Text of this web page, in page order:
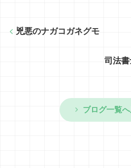
兇悪のナガコガネグモ
司法
ブログ一覧